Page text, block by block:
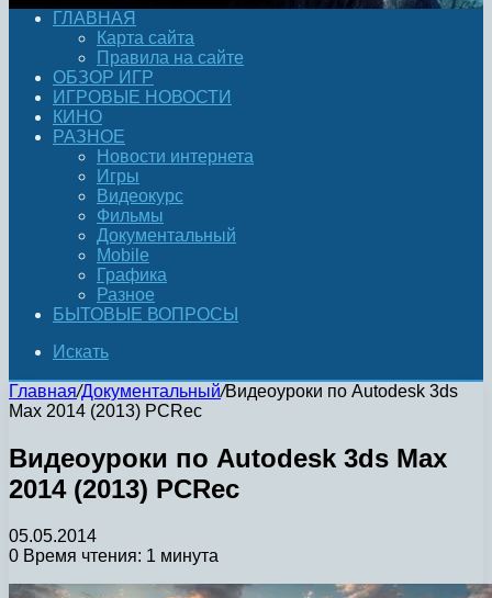
ГЛАВНАЯ
Карта сайта
Правила на сайте
ОБЗОР ИГР
ИГРОВЫЕ НОВОСТИ
КИНО
РАЗНОЕ
Новости интернета
Игры
Видеокурс
Фильмы
Документальный
Mobile
Графика
Разное
БЫТОВЫЕ ВОПРОСЫ
Искать
Главная/Документальный/Видеоуроки по Autodesk 3ds
Max 2014 (2013) PCRec
Видеоуроки по Autodesk 3ds Max
2014 (2013) PCRec
05.05.2014
0 Время чтения: 1 минута